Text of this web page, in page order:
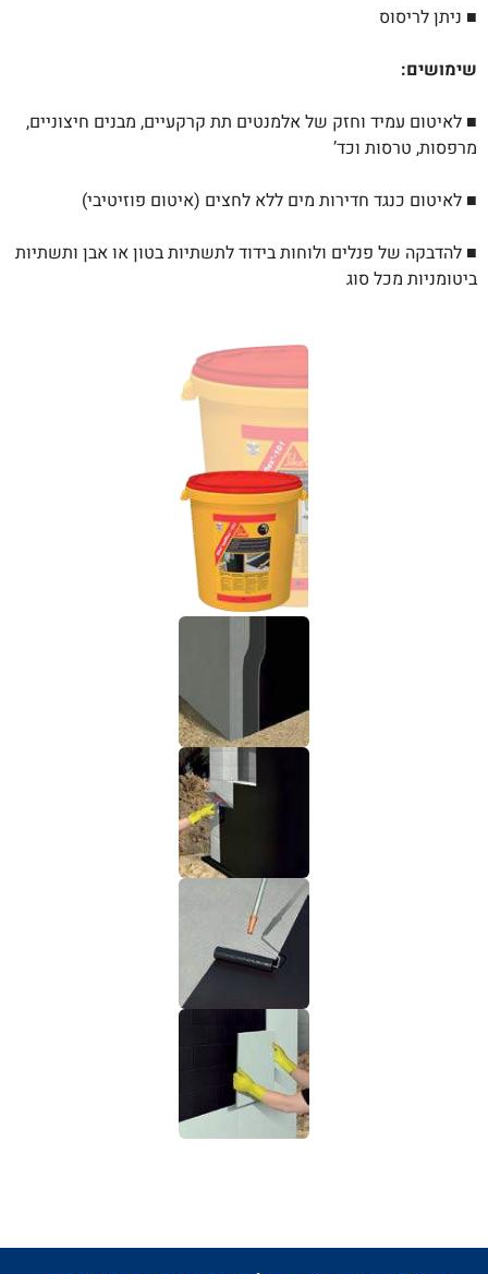
■ ניתן לריסוס
שימושים:
■ לאיטום עמיד וחזק של אלמנטים תת קרקעיים, מבנים חיצוניים,
מרפסות, טרסות וכד’
■ לאיטום כנגד חדירות מים ללא לחצים (איטום פוזיטיבי)
■ להדבקה של פנלים ולוחות בידוד לתשתיות בטון אואבן ותשתיות
ביטומניות מכל סוג